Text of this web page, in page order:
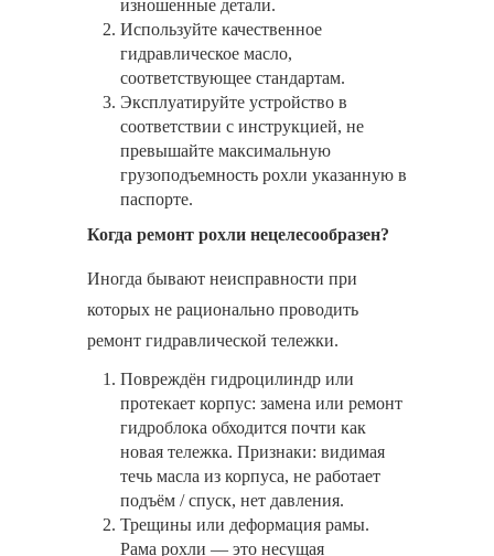
изношенные детали.
Используйте качественное
гидравлическое масло,
соответствующее стандартам.
Эксплуатируйте устройство в
соответствии с инструкцией, не
превышайте максимальную
грузоподъемность рохли указанную в
паспорте.
Когда ремонт рохли нецелесообразен?
Иногда бывают неисправности при
которых не рационально проводить
ремонт гидравлической тележки.
Повреждён гидроцилиндр или
протекает корпус: замена или ремонт
гидроблока обходится почти как
новая тележка. Признаки: видимая
течь масла из корпуса, не работает
подъём / спуск, нет давления.
Трещины или деформация рамы.
Рама рохли — это несущая